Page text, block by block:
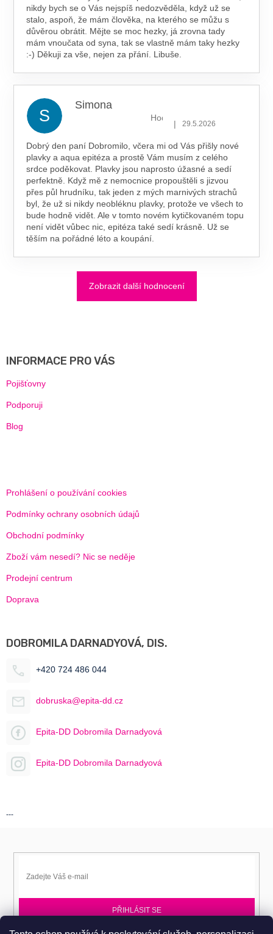
nikdy bych se o Vás nejspíš nedozvěděla, když už se
stalo, aspoň, že mám člověka, na kterého se můžu s
důvěrou obrátit. Mějte se moc hezky, já zrovna tady
mám vnoučata od syna, tak se vlastně mám taky hezky
:-) Děkuji za vše, nejen za přání. Libuše.
S
Simona
Hodnocení obchodu je 5 z 5
| 29.5.2026
Dobrý den paní Dobromilo, včera mi od Vás přišly nové
plavky a aqua epitéza a prostě Vám musím z celého
srdce poděkovat. Plavky jsou naprosto úžasné a sedí
perfektně. Když mě z nemocnice propouštěli s jizvou
přes půl hrudníku, tak jeden z mých marnivých strachů
byl, že už si nikdy neobléknu plavky, protože ve všech to
bude hodně vidět. Ale v tomto novém kytičkovaném topu
není vidět vůbec nic, epitéza také sedí krásně. Už se
těším na pořádné léto a koupání.
Zobrazit další hodnocení
INFORMACE PRO VÁS
Pojišťovny
Podporuji
Blog
Prohlášení o používání cookies
Podmínky ochrany osobních údajů
Obchodní podmínky
Zboží vám nesedí? Nic se neděje
Prodejní centrum
Doprava
DOBROMILA DARNADYOVÁ, DIS.
+420 724 486 044
dobruska@epita-dd.cz
Epita-DD Dobromila Darnadyová
Epita-DD Dobromila Darnadyová
---
PŘIHLÁSIT SE